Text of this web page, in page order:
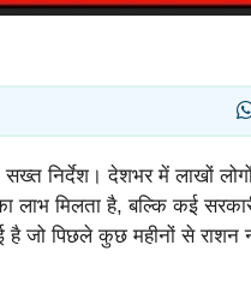
निर्देश। देशभर में लाखों
मिलता है, बल्कि कई
जो पिछले कुछ महीनों से राशन